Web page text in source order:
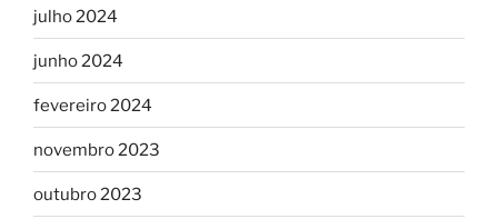
julho 2024
junho 2024
fevereiro 2024
novembro 2023
outubro 2023